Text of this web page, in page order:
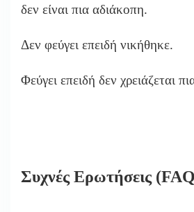
δεν είναι πια αδιάκοπη.
Δεν φεύγει επειδή νικήθηκε.
Φεύγει επειδή δεν χρειάζεται
Συχνές Ερωτήσεις